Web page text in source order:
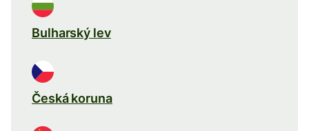
Bulharský lev
Česká koruna